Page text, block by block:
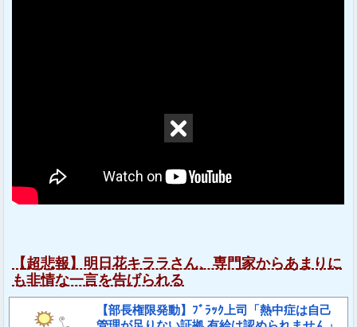
【超悲報】明日花キララさん、専門家からあまりに
も非情な一言を告げられる
【部長権限発動】ﾌﾞﾗｯｸ上司「熱中症は自己